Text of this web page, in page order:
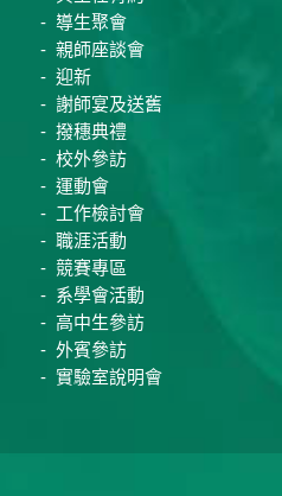
導生聚會
親師座談會
迎新
謝師宴及送舊
撥穗典禮
校外參訪
運動會
工作檢討會
職涯活動
競賽專區
系學會活動
高中生參訪
外賓參訪
實驗室說明會